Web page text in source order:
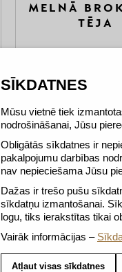
SĪKDATNES
Mūsu vietnē tiek
nodrošināšanai, Jūsu
Obligātās sīkdatnes ir
pakalpojumu darbības
nav nepieciešama Jūsu
Dažas ir trešo pušu
sīkdatņu izmantošanai.
logu, tiks ierakstītas tikai
Vairāk informācijas –
Atļaut visas sīkdatnes
MELNĀ
TĒJA
7,50 €